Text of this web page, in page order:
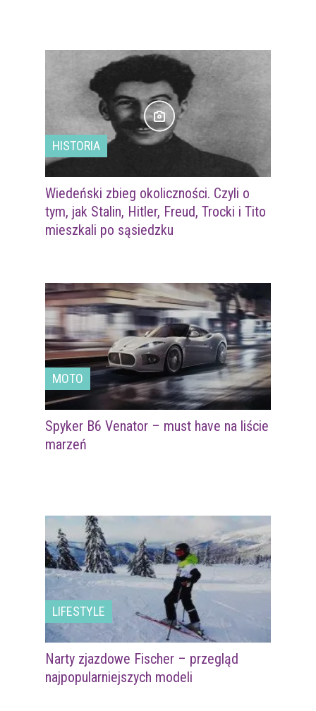
HISTORIA
Wiedeński zbieg okoliczności. Czyli o
tym, jak Stalin, Hitler, Freud, Trocki i Tito
mieszkali po sąsiedzku
MOTO
Spyker B6 Venator – must have na liście
marzeń
LIFESTYLE
Narty zjazdowe Fischer – przegląd
najpopularniejszych modeli